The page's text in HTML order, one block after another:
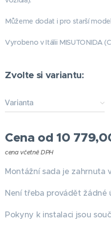
Můžeme dodat i pro starší
Vyrobeno v Itálii MISUTONIDA
Zvolte si variantu:
Varianta
Cena od10
cena včetně DPH
Montážní sada je zahrnuta
Není třeba provádět žádné
Pokyny k instalaci jsou